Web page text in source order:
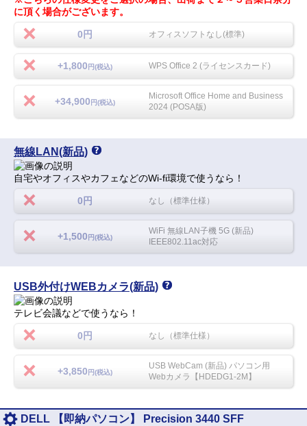
に頂く場合がございます。
0円 オフィスソフトなし(標準)
+1,800 円(税込) WPS Office 2 (ライセンスカード)
+34,900 円(税込)
Microsoft Office Home and Business
2024 (POSA版)
無線LAN(新品)
自宅やオフィスやカフェなどのWi-fi環境で使うなら！
0円 なし（標準仕様）
+1,500 円(税込)
WiFi 無線LAN子機 5G (新品)
IEEE802.11ac対応
USB外付けWEBカメラ(新品)
テレビ会議などで使うなら！
0円 なし（標準仕様）
+3,850 円(税込)
USB WebCam (新品) パソコン用
Webカメラ【HDEDG1-2M】
DELL 【即納パソコン】 Precision 3440 SFF